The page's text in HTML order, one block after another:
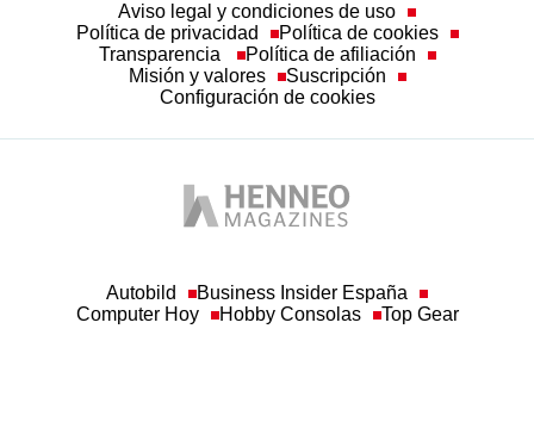
Aviso legal y condiciones de uso
Política de privacidad
Política de cookies
Transparencia
Política de afiliación
Misión y valores
Suscripción
Configuración de cookies
Autobild
Business Insider España
Computer Hoy
Hobby Consolas Top Gear